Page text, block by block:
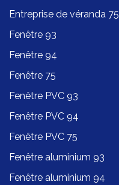
Entreprise de véranda 75
Fenêtre 93
Fenêtre 94
Fenêtre 75
Fenêtre PVC 93
Fenêtre PVC 94
Fenêtre PVC 75
Fenêtre aluminium 93
Fenêtre aluminium 94